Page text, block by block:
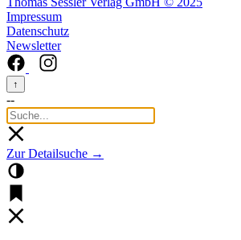
Impressum
Datenschutz
Newsletter
↑
--
Zur Detailsuche →